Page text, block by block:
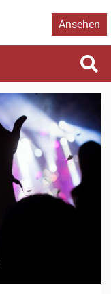
Ansehen